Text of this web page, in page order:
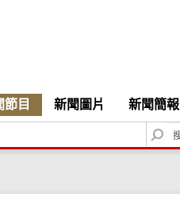
節目 新聞圖片 新聞簡報
S
e
c